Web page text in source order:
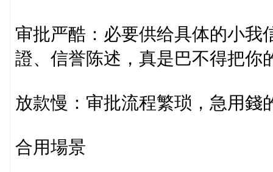
审批严酷：必要供给具体的小我
證、信誉陈述，真是巴不得把你
放款慢：审批流程繁琐，急用錢
合用場景